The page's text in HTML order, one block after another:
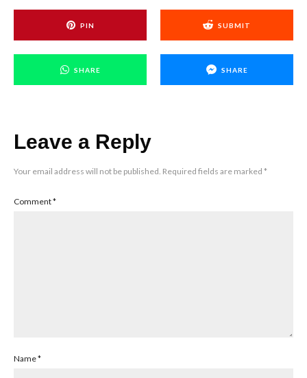
PIN SUBMIT
SHARE SHARE
Leave a Reply
Your email address will not be published. Required fields are marked *
Comment*
Name*